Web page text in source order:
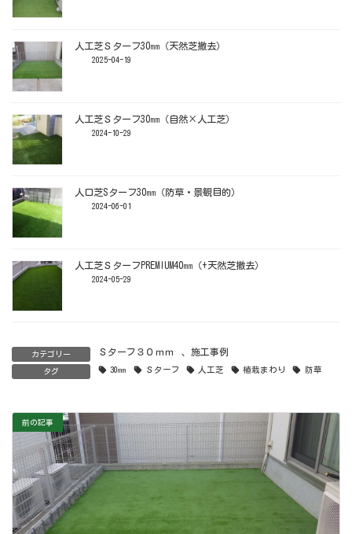
人工芝Ｓターフ30㎜（天然芝撤去）
2025-04-19
人工芝Ｓターフ30㎜（自然×人工芝）
2024-10-29
人口芝Sターフ30㎜（防草・景観目的）
2024-06-01
人工芝ＳターフPREMIUM40㎜（+天然芝撤去）
2024-05-29
カテゴリー Ｓターフ３０ｍｍ 施工事例
タグ 30㎜ Ｓターフ 人工芝 植栽まわり 防草
前の記事